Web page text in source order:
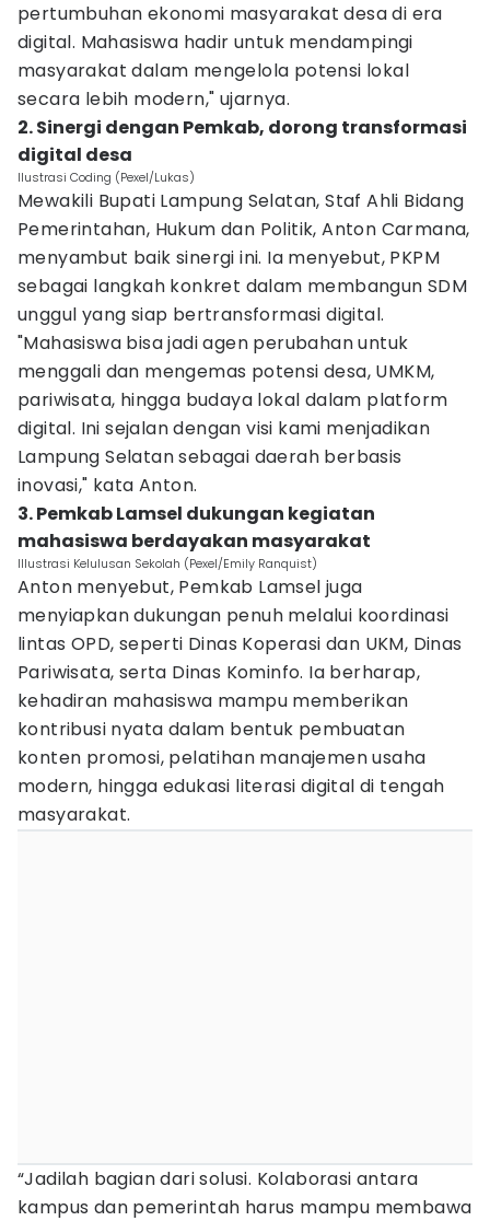
pertumbuhan ekonomi masyarakat desa di era
digital. Mahasiswa hadir untuk mendampingi
masyarakat dalam mengelola potensi lokal
secara lebih modern," ujarnya.
2. Sinergi dengan Pemkab, dorong transformasi
digital desa
Ilustrasi Coding (Pexel/Lukas)
Mewakili Bupati Lampung Selatan, Staf Ahli Bidang
Pemerintahan, Hukum dan Politik, Anton Carmana,
menyambut baik sinergi ini. Ia menyebut, PKPM
sebagai langkah konkret dalam membangun SDM
unggul yang siap bertransformasi digital.
"Mahasiswa bisa jadi agen perubahan untuk
menggali dan mengemas potensi desa, UMKM,
pariwisata, hingga budaya lokal dalam platform
digital. Ini sejalan dengan visi kami menjadikan
Lampung Selatan sebagai daerah berbasis
inovasi," kata Anton.
3. Pemkab Lamsel dukungan kegiatan
mahasiswa berdayakan masyarakat
Illustrasi Kelulusan Sekolah (Pexel/Emily Ranquist)
Anton menyebut, Pemkab Lamsel juga
menyiapkan dukungan penuh melalui koordinasi
lintas OPD, seperti Dinas Koperasi dan UKM, Dinas
Pariwisata, serta Dinas Kominfo. Ia berharap,
kehadiran mahasiswa mampu memberikan
kontribusi nyata dalam bentuk pembuatan
konten promosi, pelatihan manajemen usaha
modern, hingga edukasi literasi digital di tengah
masyarakat.
“Jadilah bagian dari solusi. Kolaborasi antara
kampus dan pemerintah harus mampu membawa